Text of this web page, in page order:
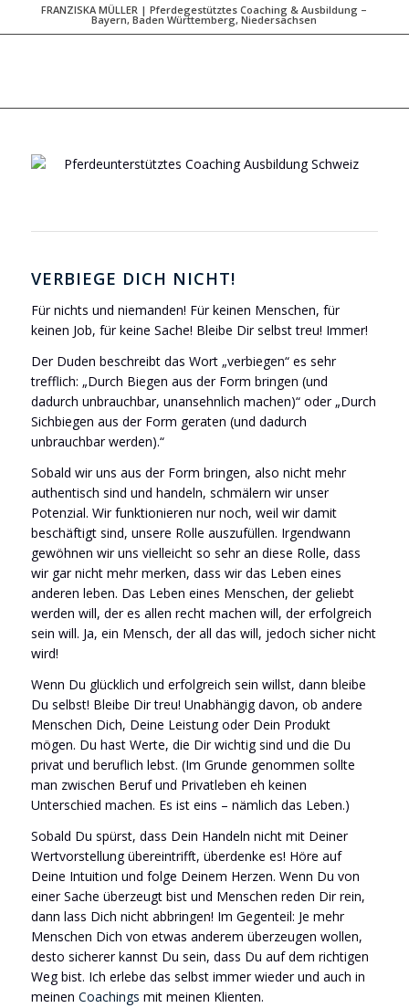
FRANZISKA MÜLLER | Pferdegestütztes Coaching & Ausbildung –
Bayern, Baden Württemberg, Niedersachsen
VERBIEGE DICH NICHT!
Für nichts und niemanden! Für keinen Menschen, für
keinen Job, für keine Sache! Bleibe Dir selbst treu! Immer!
Der Duden beschreibt das Wort „verbiegen“ es sehr
trefflich: „Durch Biegen aus der Form bringen (und
dadurch unbrauchbar, unansehnlich machen)“ oder „Durch
Sichbiegen aus der Form geraten (und dadurch
unbrauchbar werden).“
Sobald wir uns aus der Form bringen, also nicht mehr
authentisch sind und handeln, schmälern wir unser
Potenzial. Wir funktionieren nur noch, weil wir damit
beschäftigt sind, unsere Rolle auszufüllen. Irgendwann
gewöhnen wir uns vielleicht so sehr an diese Rolle, dass
wir gar nicht mehr merken, dass wir das Leben eines
anderen leben. Das Leben eines Menschen, der geliebt
werden will, der es allen recht machen will, der erfolgreich
sein will. Ja, ein Mensch, der all das will, jedoch sicher nicht
wird!
Wenn Du glücklich und erfolgreich sein willst, dann bleibe
Du selbst! Bleibe Dir treu! Unabhängig davon, ob andere
Menschen Dich, Deine Leistung oder Dein Produkt
mögen. Du hast Werte, die Dir wichtig sind und die Du
privat und beruflich lebst. (Im Grunde genommen sollte
man zwischen Beruf und Privatleben eh keinen
Unterschied machen. Es ist eins – nämlich das Leben.)
Sobald Du spürst, dass Dein Handeln nicht mit Deiner
Wertvorstellung übereintrifft, überdenke es! Höre auf
Deine Intuition und folge Deinem Herzen. Wenn Du von
einer Sache überzeugt bist und Menschen reden Dir rein,
dann lass Dich nicht abbringen! Im Gegenteil: Je mehr
Menschen Dich von etwas anderem überzeugen wollen,
desto sicherer kannst Du sein, dass Du auf dem richtigen
Weg bist. Ich erlebe das selbst immer wieder und auch in
meinen Coachings mit meinen Klienten.